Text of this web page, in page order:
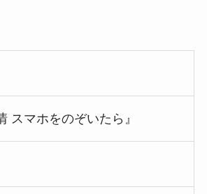
スマホをのぞいたら』